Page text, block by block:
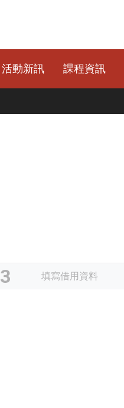
活動新訊 課程資訊
3 填寫借用資料